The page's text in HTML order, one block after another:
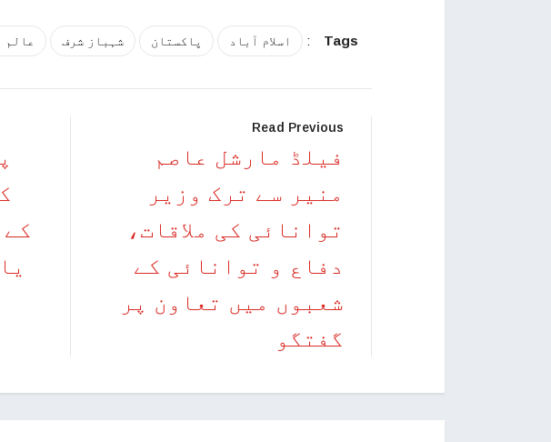
Tags
: اسلام آباد پاکستان شہباز شرف عالم
Read Previous
فیلڈ مارشل عاصم
منیر سے ترک وزیر
توانائی کی ملاقات،
دفاع و توانائی کے
شعبوں میں تعاون پر
گفتگو